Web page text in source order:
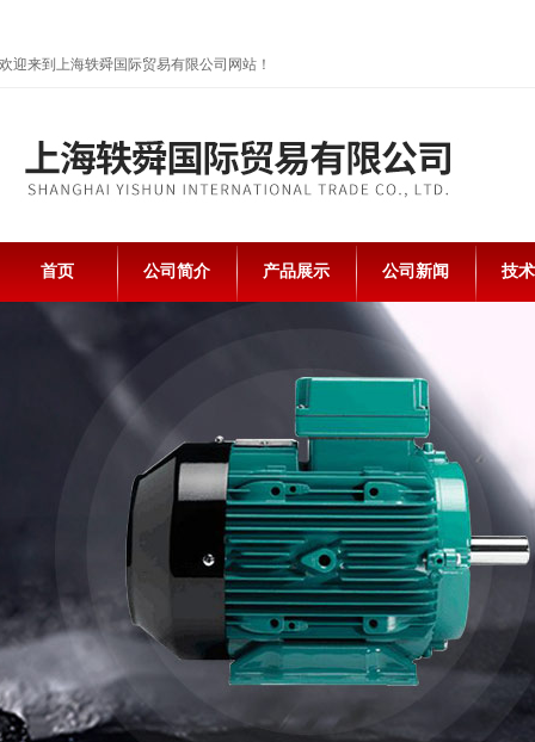
欢迎来到上海轶舜国际贸易有限公司网站！
首页 公司简介 产品展示 公司新闻 技